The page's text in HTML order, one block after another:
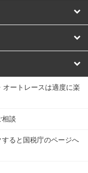
輪場 宇都宮競輪場
ートレースは適度に楽
相談
ると国税庁のページへ